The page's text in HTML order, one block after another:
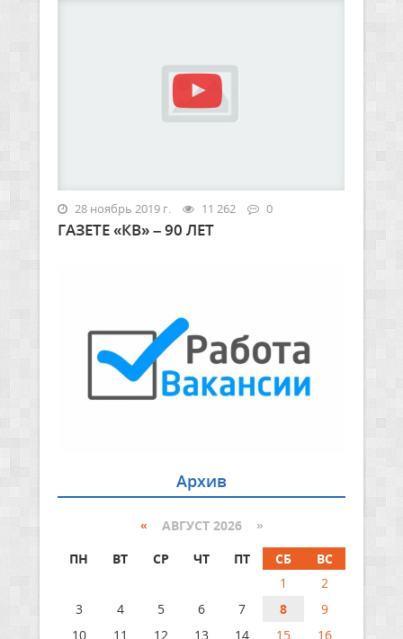
28 ноябрь 2019 г. 11 262 0
ГАЗЕТЕ «КВ» – 90 ЛЕТ
Архив
« АВГУСТ 2026 »
ПН
ВТ СР ЧТ ПТ СБ
ВС
1
2
3
4 5 6 7 8
9
10
11 12 13 14 15 16